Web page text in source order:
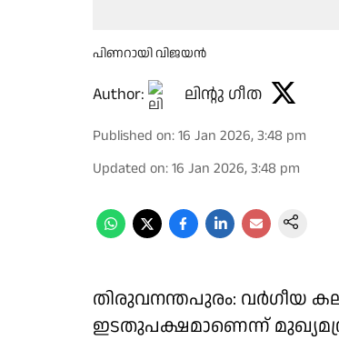
പിണറായി വിജയൻ
Author: ലിൻ്റു ഗീത
Published on:16 Jan 2026, 3:48 pm
Updated on:16 Jan 2026, 3:48 pm
തിരുവനന്തപുരം: വർഗീയ
ഇടതുപക്ഷമാണെന്ന്